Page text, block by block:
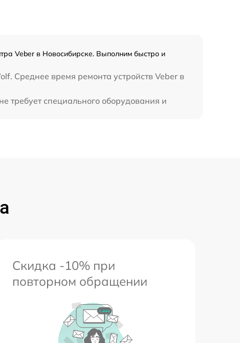
Veber в Новосибирске. Выполним быстро и
Среднее время ремонта устройств Veber в
требует специального оборудования и
Скидка -10% при
повторном обращении